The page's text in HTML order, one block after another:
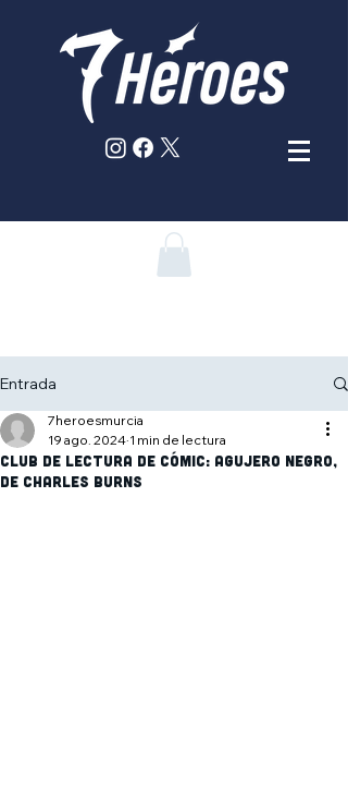
Entrada
Club de lectura de cómic: Agujero negro,
de Charles Burns
7heroesmurcia
19 ago. 2024 1 min de lectura